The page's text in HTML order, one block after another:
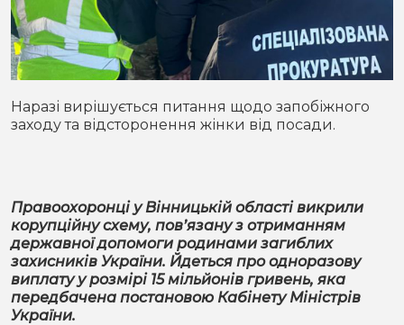
Здоров'я
Приватна думка
В кулуарах
Місто
Конфлікти
Партнери
Спорт
Футбол
Контакти
Наразі вирішується питання щодо запобіжного
заходу та відсторонення жінки від посади.
Правоохоронці у Вінницькій області викрили
корупційну схему, пов’язану з отриманням
державної допомоги родинами загиблих
захисників України. Йдеться про одноразову
виплату у розмірі 15 мільйонів гривень, яка
передбачена постановою Кабінету Міністрів
України.